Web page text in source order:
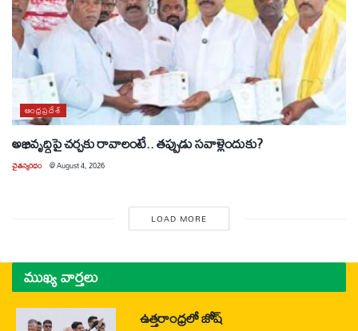
ఆంధ్రప్రదేశ్
అభివృద్ధిపై చర్చకు రావాలంటే.. తప్పుడు సవాళ్లెందుకు?
చైతన్యరధం @August 4, 2026
LOAD MORE
ముఖ్య వార్తలు
ఉత్తరాంధ్రలో జోష్